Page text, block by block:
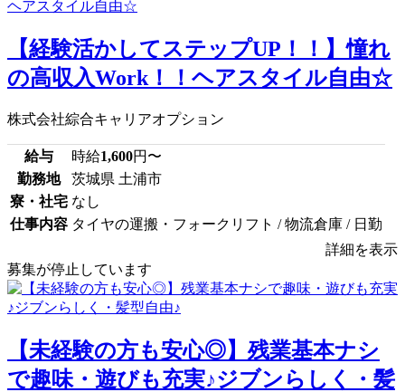
【経験活かしてステップUP！！】憧れ
の高収入Work！！ヘアスタイル自由☆
株式会社綜合キャリアオプション
給与 時給1,600円〜
勤務地
茨城県 土浦市
寮・社宅 なし
仕事内容 タイヤの運搬・フォークリフト / 物流倉庫 / 日勤
詳細を表示
募集が停止しています
【未経験の方も安心◎】残業基本ナシ
で趣味・遊びも充実♪ジブンらしく・髪